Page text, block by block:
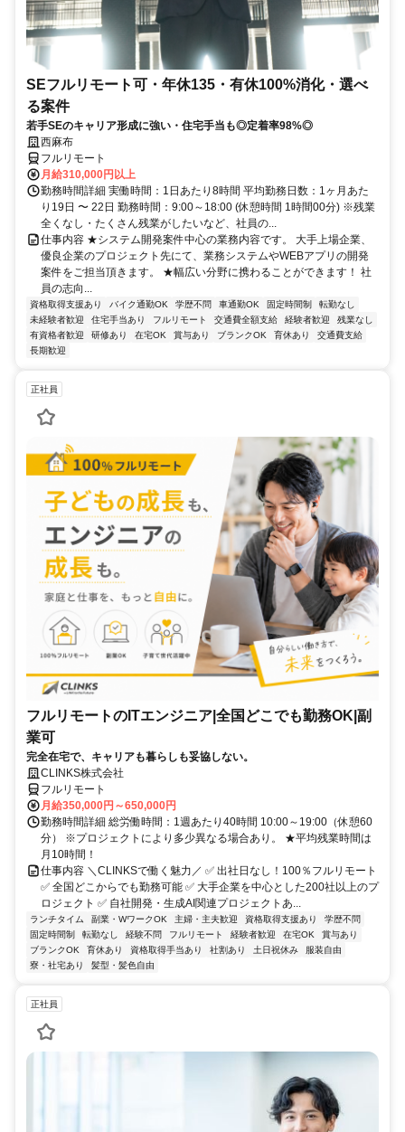
SEフルリモート可・年休135・有休100%消化・選べ
る案件
若手SEのキャリア形成に強い・住宅手当も◎定着率98%◎
西麻布
フルリモート
月給310,000円以上
勤務時間詳細 実働時間：1日あたり8時間 平均勤務日数：1ヶ月あた
り19日 〜 22日 勤務時間：9:00～18:00 (休憩時間 1時間00分) ※残業
全くなし・たくさん残業がしたいなど、社員の...
仕事内容 ★システム開発案件中心の業務内容です。 大手上場企業、
優良企業のプロジェクト先にて、業務システムやWEBアプリの開発
案件をご担当頂きます。 ★幅広い分野に携わることができます！ 社
員の志向...
資格取得支援あり バイク通勤OK 学歴不問 車通勤OK 固定時間制
転勤なし
未経験者歓迎
住宅手当あり フルリモート 交通費全額支給 経験者歓迎
残業なし
有資格者歓迎
研修あり 在宅OK 賞与あり ブランクOK 育休あり
交通費支給
長期歓迎
正社員
フルリモートのITエンジニア|全国どこでも勤務OK|副
業可
完全在宅で、キャリアも暮らしも妥協しない。
CLINKS株式会社
フルリモート
月給350,000円～650,000円
勤務時間詳細 総労働時間：1週あたり40時間 10:00～19:00（休憩60
分） ※プロジェクトにより多少異なる場合あり。 ★平均残業時間は
月10時間！
仕事内容 ＼CLINKSで働く魅力／ ✅ 出社日なし！100％フルリモート
✅ 全国どこからでも勤務可能 ✅ 大手企業を中心とした200社以上のプ
ロジェクト ✅ 自社開発・生成AI関連プロジェクトあ...
ランチタイム 副業・WワークOK 主婦・主夫歓迎 資格取得支援あり
学歴不問
固定時間制
転勤なし 経験不問 フルリモート 経験者歓迎 在宅OK
賞与あり
ブランクOK
育休あり 資格取得手当あり 社割あり 土日祝休み
服装自由
寮・社宅あり
髪型・髪色自由
正社員